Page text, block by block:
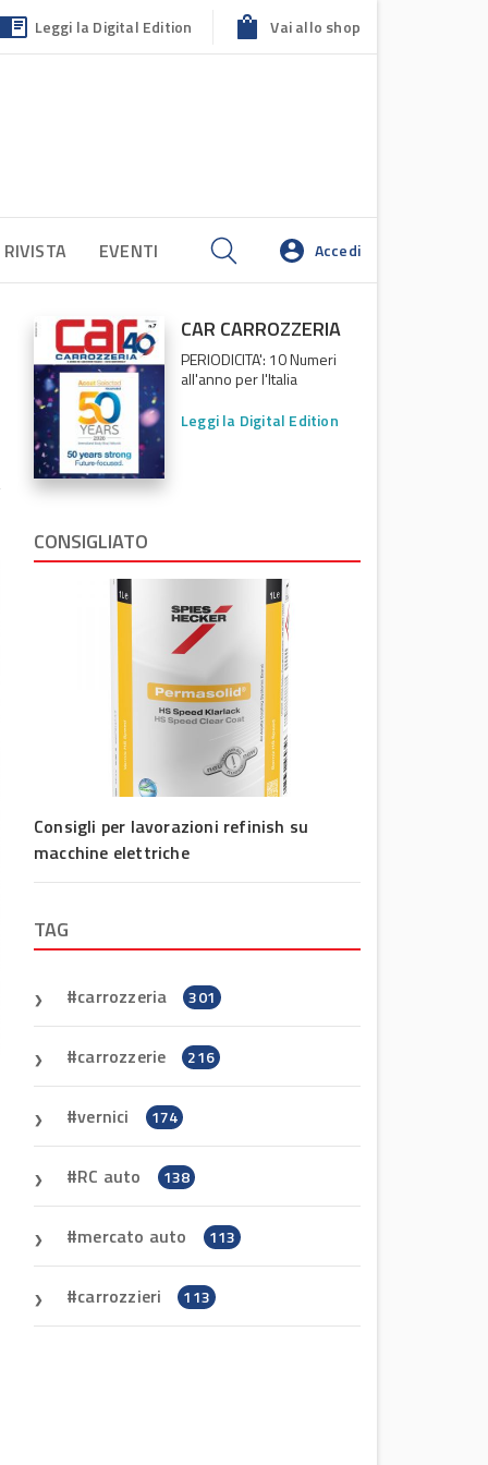
Leggi la Digital Edition Vai allo shop
EVENTI Accedi
CAR CARROZZERIA
PERIODICITA': 10 Numeri
all'anno per l'Italia
Leggi la Digital Edition
CONSIGLIATO
Consigli per lavorazioni refinish su
macchine elettriche
TAG
carrozzeria 301
carrozzerie 216
vernici 174
RC auto 138
mercato auto 113
carrozzieri 113